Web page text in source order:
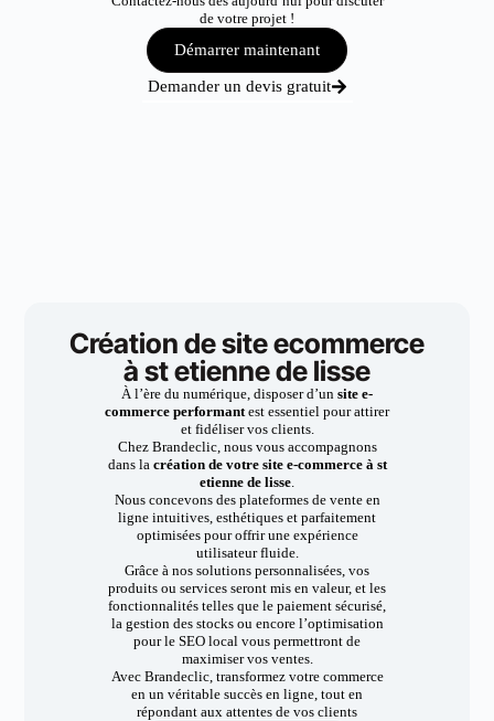
de votre projet !
Démarrer maintenant
Demander un devis gratuit
Création de site ecommerce
à st etienne de lisse
À l’ère du numérique, disposer d’un site e-
commerce performantest essentiel pour attirer
et fidéliser vos clients.
Chez Brandeclic, nous vous accompagnons
dans la création de votre site e-commerce à st
etienne de lisse.
Nous concevons des plateformes de vente en
ligne intuitives, esthétiques et parfaitement
optimisées pour offrir une expérience
utilisateur fluide.
Grâce à nos solutions personnalisées, vos
produits ou services seront mis en valeur, et les
fonctionnalités telles que le paiement sécurisé,
la gestion des stocks ou encore l’optimisation
pour le SEO local vous permettront de
maximiser vos ventes.
Avec Brandeclic, transformez votre commerce
en un véritable succès en ligne, tout en
répondant aux attentes de vos clients